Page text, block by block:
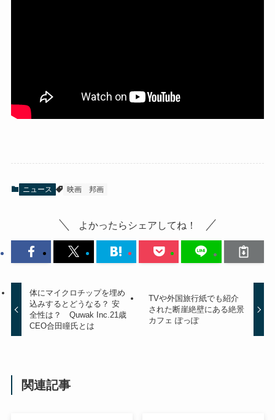
ニュース 映画 邦画
よかったらシェアしてね！
体にマイクロチップを埋め
込みするとどうなる？ 安
全性は？ Quwak Inc.21歳
CEO合田瞳氏とは
TVや外国旅行紙でも紹介
された断崖絶壁にある絶景
カフェ ぽっぽ
関連記事